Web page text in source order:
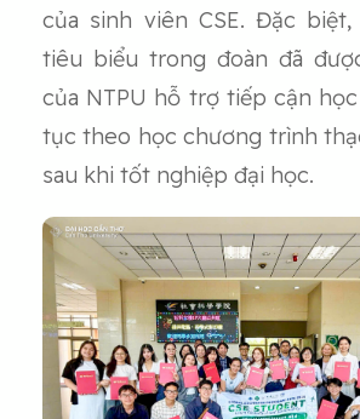
của sinh viên CSE. Đặc
tiêu biểu trong đoàn đã
của NTPU hỗ trợ tiếp cận
tục theo học chương trình
sau khi tốt nghiệp đại học.